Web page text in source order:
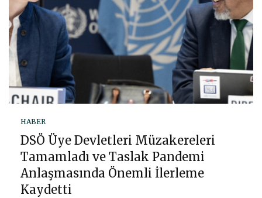
HABER
DSÖ Üye Devletleri Müzakereleri
Tamamladı ve Taslak Pandemi
Anlaşmasında Önemli İlerleme
Kaydetti